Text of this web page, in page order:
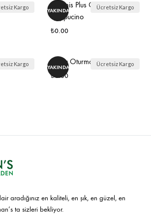
LISTESINE
Kargo
LISTESINE
YAKINDA Ücretsiz Kargo
Artemis Plus Oturma Grubu
Cappucino
₺0.00
Kargo YAKINDA Ücretsiz Kargo
Nova Oturma Grubu
₺0.00
aradığınız en kaliteli, en şık, en güzel, en
ta sizleri bekliyor.